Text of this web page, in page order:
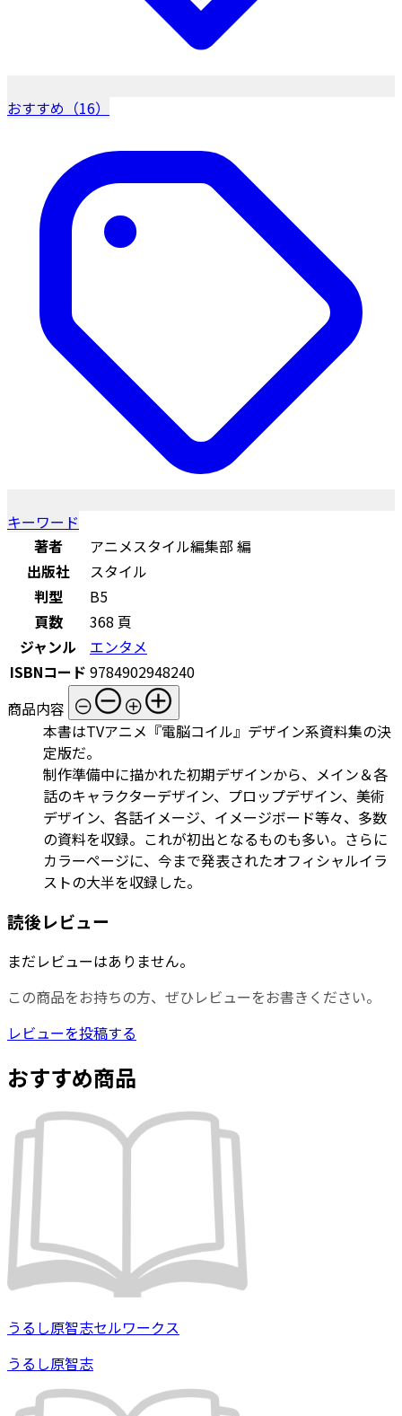
おすすめ（16）
キーワード
著者
アニメスタイル編集部 編
出版社
スタイル
判型
B5
頁数
368 頁
ジャンル
エンタメ
ISBNコード 9784902948240
商品内容
本書はTVアニメ『電脳コイル』デザイン系資料集の決
定版だ。
制作準備中に描かれた初期デザインから、メイン＆各
話のキャラクターデザイン、プロップデザイン、美術
デザイン、各話イメージ、イメージボード等々、多数
の資料を収録。これが初出となるものも多い。さらに
カラーページに、今まで発表されたオフィシャルイラ
ストの大半を収録した。
読後レビュー
まだレビューはありません。
この商品をお持ちの方、ぜひレビューをお書きください。
レビューを投稿する
おすすめ商品
うるし原智志セルワークス
うるし原智志